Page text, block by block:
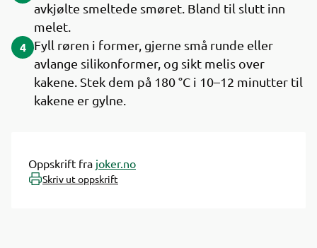
avkjølte smeltede smøret. Bland til slutt inn
melet.
4 Fyll røren i former, gjerne små runde eller
avlange silikonformer, og sikt melis over
kakene. Stek dem på 180 °C i 10–12 minutter til
kakene er gylne.
Oppskrift fra joker.no
Skriv ut oppskrift